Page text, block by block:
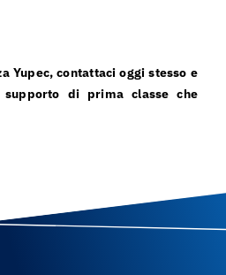
Yupec, contattaci oggi stesso e
di prima classe che